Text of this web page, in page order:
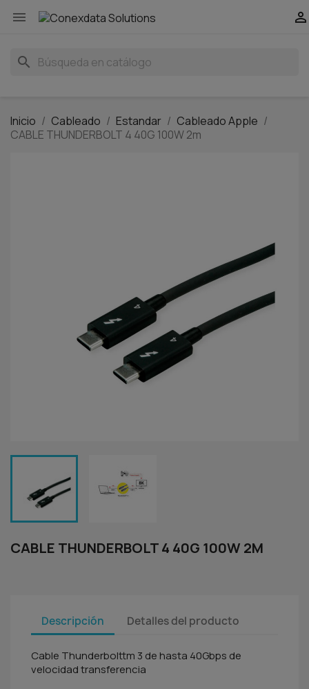
 
search
Inicio Cableado Estandar
Cableado Apple
CABLE THUNDERBOLT 4 40G 100W 2m
CABLE THUNDERBOLT 4 40G 100W 2M
Descripción Detalles del producto
Cable Thunderbolttm 3 de hasta 40Gbps de
velocidad transferencia